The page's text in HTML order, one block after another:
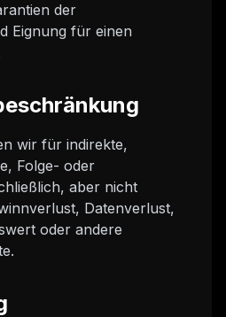
der
Eignung für einen
wir für indirekte,
Folge- oder
aber nicht
Datenverlust,
oder andere